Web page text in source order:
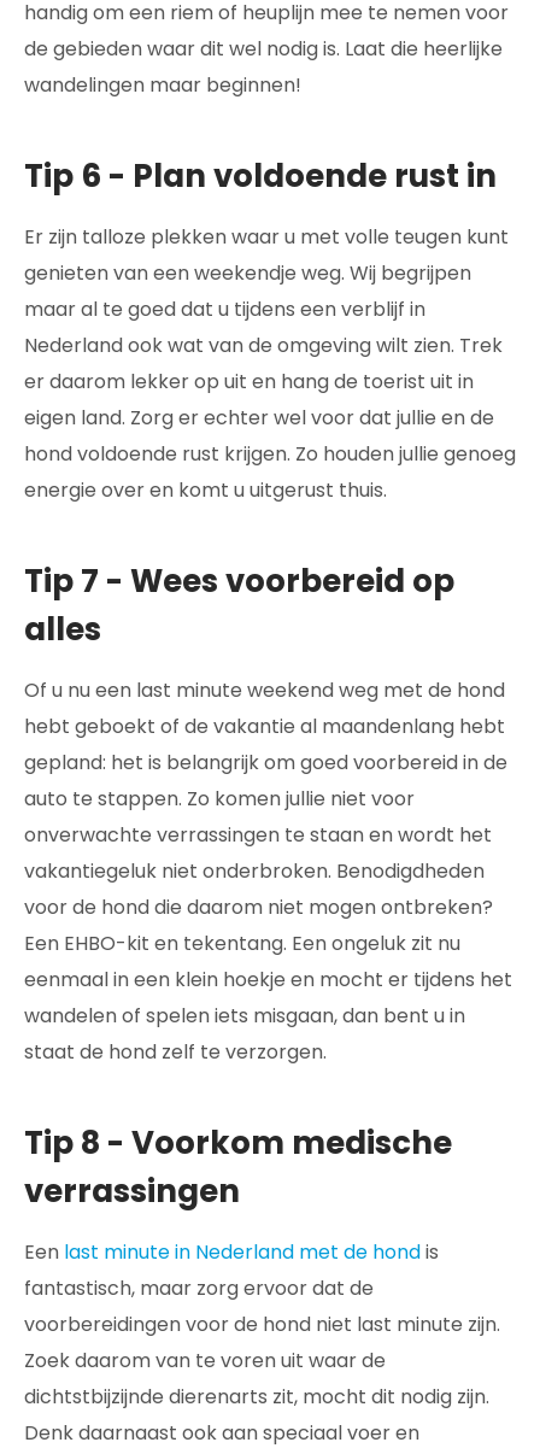
handig om een riem of heuplijn mee te nemen voor
de gebieden waar dit wel nodig is. Laat die heerlijke
wandelingen maar beginnen!
Tip 6 - Plan voldoende rust in
Er zijn talloze plekken waar u met volle teugen kunt
genieten van een weekendje weg. Wij begrijpen
maar al te goed dat u tijdens een verblijf in
Nederland ook wat van de omgeving wilt zien. Trek
er daarom lekker op uit en hang de toerist uit in
eigen land. Zorg er echter wel voor dat jullie en de
hond voldoende rust krijgen. Zo houden jullie genoeg
energie over en komt u uitgerust thuis.
Tip 7 - Wees voorbereid op
alles
Of u nu een last minute weekend weg met de hond
hebt geboekt of de vakantie al maandenlang hebt
gepland: het is belangrijk om goed voorbereid in de
auto te stappen. Zo komen jullie niet voor
onverwachte verrassingen te staan en wordt het
vakantiegeluk niet onderbroken. Benodigdheden
voor de hond die daarom niet mogen ontbreken?
Een EHBO-kit en tekentang. Een ongeluk zit nu
eenmaal in een klein hoekje en mocht er tijdens het
wandelen of spelen iets misgaan, dan bent u in
staat de hond zelf te verzorgen.
Tip 8 - Voorkom medische
verrassingen
Een last minute in Nederland met de hondis
fantastisch, maar zorg ervoor dat de
voorbereidingen voor de hond niet last minute zijn.
Zoek daarom van te voren uit waar de
dichtstbijzijnde dierenarts zit, mocht dit nodig zijn.
Denk daarnaast ook aan speciaal voer en